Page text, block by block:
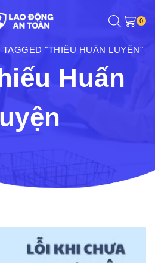
0
TAGGED "THIẾU HUẤN LUYỆN"
Huấn